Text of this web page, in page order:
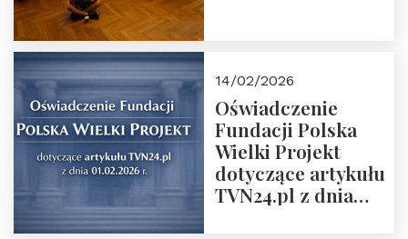
14/02/2026
Oświadczenie
Fundacji Polska
Wielki Projekt
dotyczące artykułu
TVN24.pl z dnia